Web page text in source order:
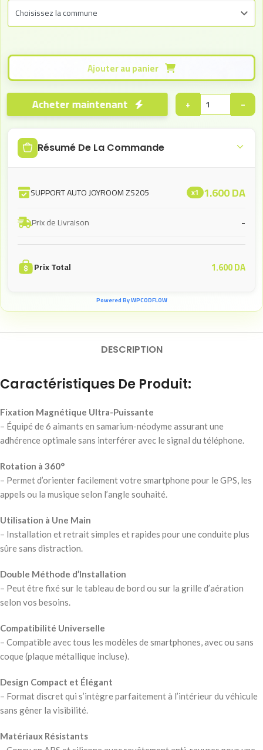
−
+
Acheter maintenant
Résumé De La Commande
SUPPORT AUTO JOYROOM ZS205 x1 1.600DA
Prix de Livraison -
Prix Total 1.600DA
Powered By WPCODFLOW
DESCRIPTION
Caractéristiques De Produit:
Fixation Magnétique Ultra-Puissante
– Équipé de 6 aimants en samarium-néodyme assurant une
adhérence optimale sans interférer avec le signal du téléphone.
Rotation à 360°
– Permet d’orienter facilement votre smartphone pour le GPS, les
appels ou la musique selon l’angle souhaité.
Utilisation à Une Main
– Installation et retrait simples et rapides pour une conduite plus
sûre sans distraction.
Double Méthode d’Installation
– Peut être fixé sur le tableau de bord ou sur la grille d’aération
selon vos besoins.
Compatibilité Universelle
– Compatible avec tous les modèles de smartphones, avec ou sans
coque (plaque métallique incluse).
Design Compact et Élégant
– Format discret qui s’intègre parfaitement à l’intérieur du véhicule
sans gêner la visibilité.
Matériaux Résistants